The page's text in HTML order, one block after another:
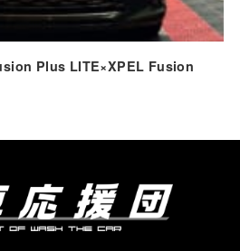
Plus LITE×XPEL Fusion